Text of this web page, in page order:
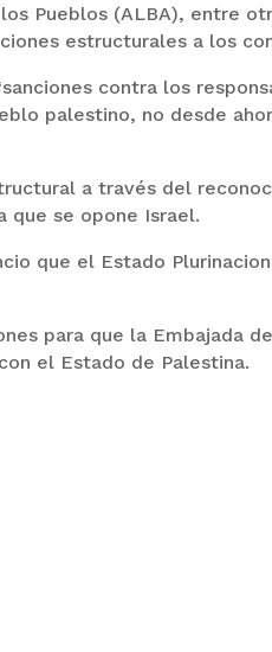
Pueblos (ALBA), entre
estructurales a los
contra los
palestino, no desde
a través del
que se opone Israel.
que el Estado
para que la Embajada
el Estado de Palestina.